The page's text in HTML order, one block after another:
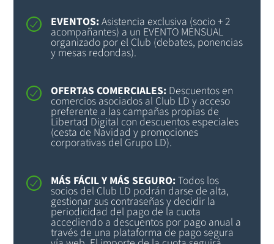
EVENTOS:Asistencia exclusiva (socio + 2
acompañantes) a un EVENTO MENSUAL
organizado por el Club (debates, ponencias
y mesas redondas).
OFERTAS COMERCIALES:Descuentos en
comercios asociados al Club LD y acceso
preferente a las campañas propias de
Libertad Digital con descuentos especiales
(cesta de Navidad y promociones
corporativas del Grupo LD).
MÁS FÁCIL Y MÁS SEGURO:Todos los
socios del Club LD podrán darse de alta,
gestionar sus contraseñas y decidir la
periodicidad del pago de la cuota
accediendo a descuentos por pago anual a
través de una plataforma de pago segura